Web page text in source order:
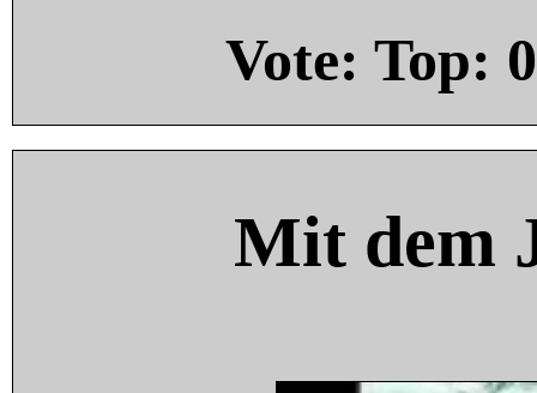
Vote: Top: 0
Mit dem